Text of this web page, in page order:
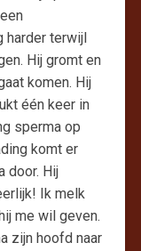
harder terwijl
Hij gromt en
komen. Hij
één keer in
sperma op
komt er
door. Hij
Ik melk
me wil geven.
zijn hoofd naar